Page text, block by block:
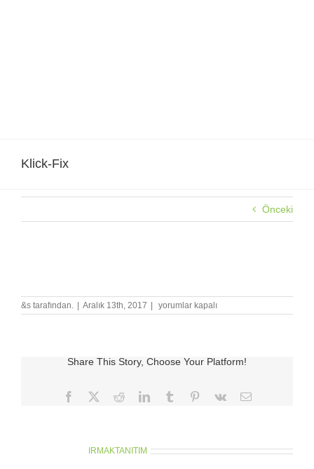
Klick-Fix
Önceki
&s tarafından. Aralık 13th, 2017
Klick-
Fix
yorumlar kapalı
Share This Story, Choose Your Platform!
Facebook RedditLinkedInTumblr Pinterest
Vk
E-
IRMAKTANITIM